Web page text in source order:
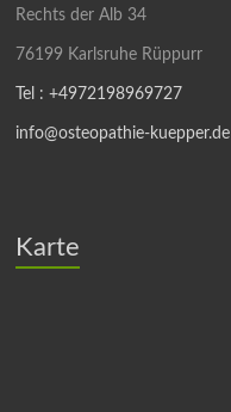
Rechts der Alb 34
76199 Karlsruhe Rüppurr
Tel : +4972198969727
info@osteopathie-kuepper.de
Karte